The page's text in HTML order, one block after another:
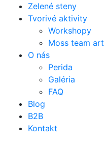
Zelené steny
Tvorivé aktivity
Workshopy
Moss team art
O nás
Perida
Galéria
FAQ
Blog
B2B
Kontakt